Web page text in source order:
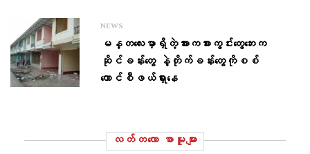
NEWS
မန္တလေးမှာရှိတဲ့အားကစားကွင်းတွေဘေးက
ဆိုင်ခန်းတွေ နဲ့တိုက်ခန်းတွေကိုစစ်
ကောင်စီဖယ်ရှားနေ
လတ်တ‌လော စာမူများ